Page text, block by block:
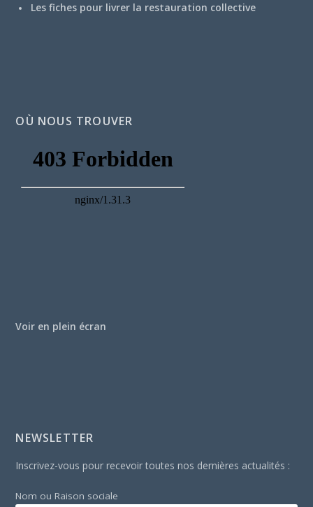
Les fiches pour livrer la restauration collective
OÙ NOUS TROUVER
Voir en plein écran
NEWSLETTER
Inscrivez-vous pour recevoir toutes nos dernières actualités :
Nom ou Raison sociale